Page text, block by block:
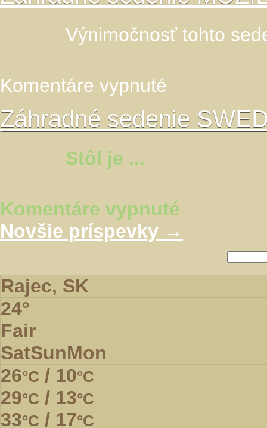
altánkov
Výnimočnosť tohto
Komentáre vypnuté
s
opierkami
Záhradné sedenie
Stôl je ...
Komentáre vypnuté
Novšie príspevky →
Rajec, SK
24°
Fair
SatSunMon
26°C / 10°C
29°C / 13°C
33°C / 17°C